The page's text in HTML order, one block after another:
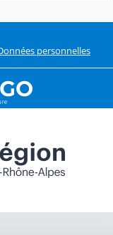
personnelles